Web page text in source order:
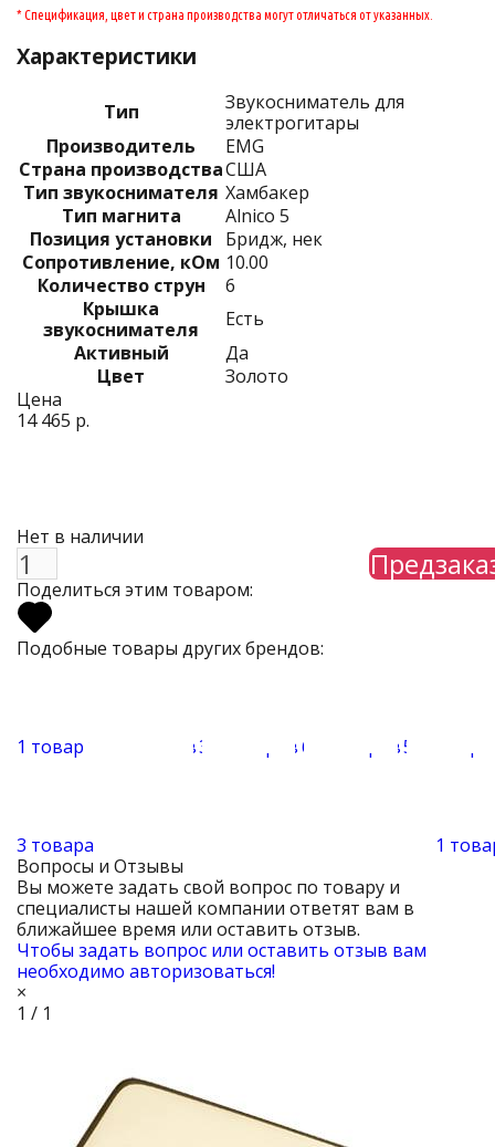
* Спецификация, цвет и страна производства могут отличаться от указанных.
Характеристики
Тип
Звукосниматель для
электрогитары
Производитель
EMG
Страна производстваСША
Тип звукоснимателя Хамбакер
Тип магнита
Alnico 5
Позиция установки
Бридж, нек
Сопротивление, кОм 10.00
Количество струн
6
Крышка
звукоснимателя
Есть
Активный
Да
Цвет
Золото
Цена
14 465 р.
Нет в наличии
Поделиться этим товаром:
Подобные товары других брендов:
1 товар 110 товаров37 товаров66 товаров55
3 товара
1
Вопросы и Отзывы
Вы можете задать свой вопрос по товару и
специалисты нашей компании ответят вам в
ближайшее время или оставить отзыв.
Чтобы задать вопрос или оставить отзыв вам
необходимо авторизоваться!
×
1 / 1